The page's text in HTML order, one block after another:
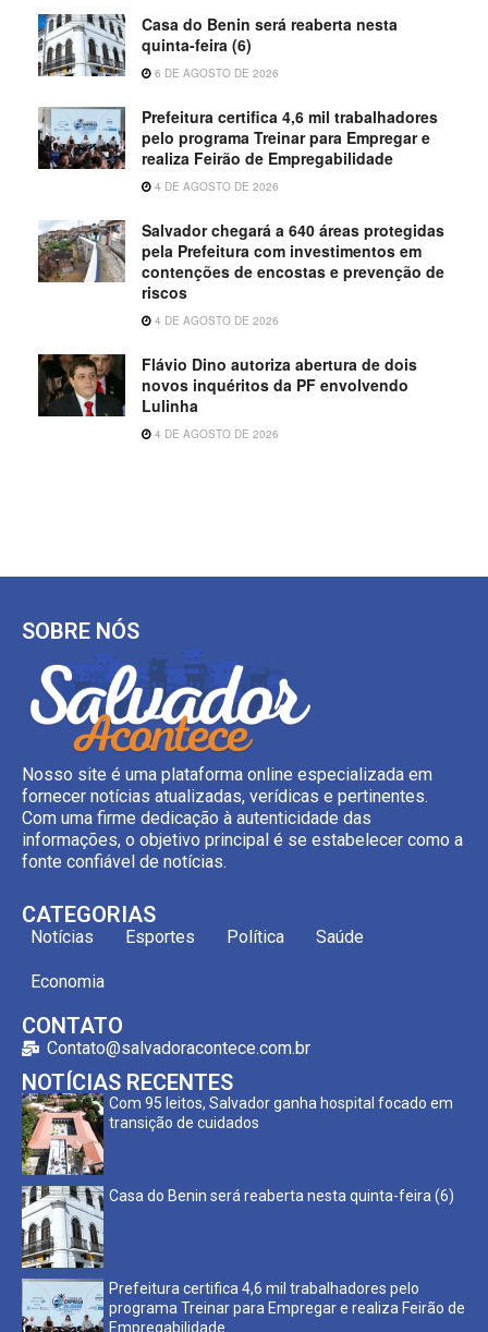
Casa do Benin será reaberta nesta
quinta-feira (6)
6 DE AGOSTO DE 2026
Prefeitura certifica 4,6 mil trabalhadores
pelo programa Treinar para Empregar e
realiza Feirão de Empregabilidade
4 DE AGOSTO DE 2026
Salvador chegará a 640 áreas protegidas
pela Prefeitura com investimentos em
contenções de encostas e prevenção de
riscos
4 DE AGOSTO DE 2026
Flávio Dino autoriza abertura de dois
novos inquéritos da PF envolvendo
Lulinha
4 DE AGOSTO DE 2026
SOBRE NÓS
Nosso site é uma plataforma online especializada em
fornecer notícias atualizadas, verídicas e pertinentes.
Com uma firme dedicação à autenticidade das
informações, o objetivo principal é se estabelecer como a
fonte confiável de notícias.
CATEGORIAS
Notícias Esportes Política Saúde
Economia
CONTATO
Contato@salvadoracontece.com.br
NOTÍCIAS RECENTES
Com 95 leitos, Salvador ganha hospital focado em
transição de cuidados
Casa do Benin será reaberta nesta quinta-feira (6)
Prefeitura certifica 4,6 mil trabalhadores pelo
programa Treinar para Empregar e realiza Feirão de
Empregabilidade